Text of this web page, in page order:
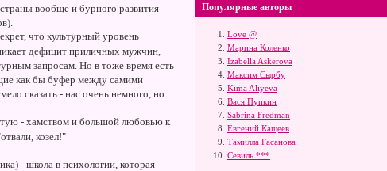
вообще и бурного развития
что культурный уровень
дефицит приличных мужчин,
запросам. Но в тоже время есть
как бы буфер между самими
сказать - нас очень немного, но
- хамством и большой любовью к
козел!"
- школа в психологии, которая
Популярные авторы
Love @
Марина Коленко
Izabella Askerova
Максим Сырбу
Kima Aliyeva
Вася Пупкин
Sabrina Fredman
Евгений Кащеев
Тамилла Гасанова
Севиль ***